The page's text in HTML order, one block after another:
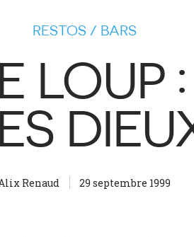
RESTOS / BARS
LOUP
Renaud 29 septembre 1999